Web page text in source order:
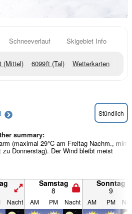
Schneeverlauf Skigebiet Info
(Mittel) 6099ft (Tal) Wetterkarten
Stündlich
summary:
(maximal 29°C am Freitag Nachm., min
zu Donnerstag). Der Wind bleibt meist
Samstag
8
Sonntag
9
Nacht AM PM Nacht AM PM